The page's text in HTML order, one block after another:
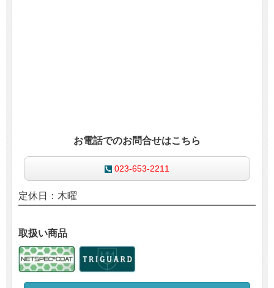
お電話でのお問合せはこちら
023-653-2211
定休日：木曜
取扱い商品